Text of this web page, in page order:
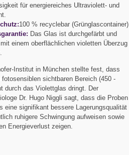
für energiereiches Ultraviolett- und
100 % recyclebar (Grünglascontainer)
Das Glas ist durchgefärbt und
einem oberflächlichen violetten Überzug
Institut in München stellte fest, dass
sichtbaren Bereich (450 -
durch das Violettglas dringt. Der
Dr. Hugo Niggli sagt, dass die Proben
eine signifikant bessere Lagerungsqualität
ruhigere Schwingung aufweisen sowie
Energieverlust zeigen.